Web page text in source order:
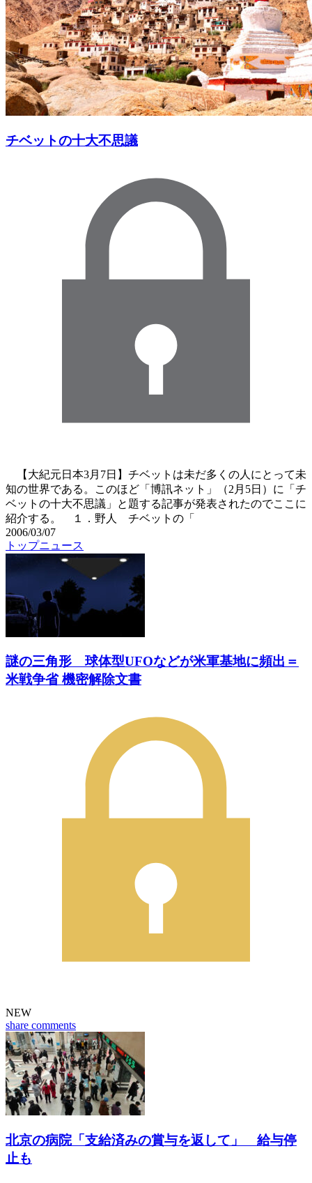
チベットの十大不思議
【大紀元日本3月7日】チベットは未だ多くの人にとって未
知の世界である。このほど「博訊ネット」（2月5日）に「チ
ベットの十大不思議」と題する記事が発表されたのでここに
紹介する。 １．野人 チベットの「
2006/03/07
トップニュース
謎の三角形 球体型UFOなどが米軍基地に頻出＝
米戦争省 機密解除文書
NEW
share comments
北京の病院「支給済みの賞与を返して」 給与停
止も